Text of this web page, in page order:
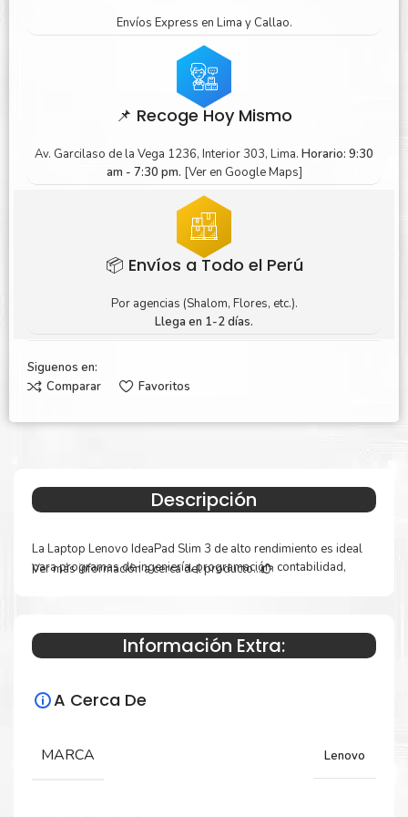
Envíos Express en Lima y Callao.
📌 Recoge Hoy Mismo
Av. Garcilaso de la Vega 1236, Interior 303, Lima. Horario: 9:30
am - 7:30 pm. [Ver en Google Maps]
📦 Envíos a Todo el Perú
Por agencias (Shalom, Flores, etc.).
Llega en 1-2 días.
Siguenos en:
Comparar
Favoritos
Descripción
La Laptop Lenovo IdeaPad Slim 3 de alto rendimiento es ideal
para programas de ingeniería, programación, contabilidad,
DESCRIPCIONMARCA LENOVO
MODELOIDEAPAD SLIM 3 15IRH8
Ver más información a cerca del producto...
Información Extra:
A Cerca De
MARCA Lenovo